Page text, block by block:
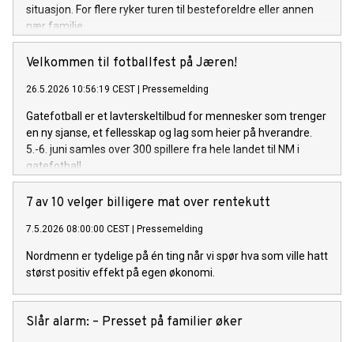
situasjon. For flere ryker turen til besteforeldre eller annen
nær familie.
Velkommen til fotballfest på Jæren!
26.5.2026 10:56:19 CEST Pressemelding
Gatefotball er et lavterskeltilbud for mennesker som trenger
en ny sjanse, et fellesskap og lag som heier på hverandre.
5.-6. juni samles over 300 spillere fra hele landet til NM i
gatefotball.
7 av 10 velger billigere mat over rentekutt
7.5.2026 08:00:00 CEST Pressemelding
Nordmenn er tydelige på én ting når vi spør hva som ville hatt
størst positiv effekt på egen økonomi.
Slår alarm: – Presset på familier øker